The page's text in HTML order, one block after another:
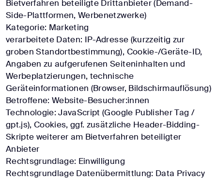
Bietverfahren beteiligte Drittanbieter (Demand-
Side-Plattformen, Werbenetzwerke)
Kategorie: Marketing
verarbeitete Daten: IP-Adresse (kurzzeitig zur
groben Standortbestimmung), Cookie-/Geräte-ID,
Angaben zu aufgerufenen Seiteninhalten und
Werbeplatzierungen, technische
Geräteinformationen (Browser, Bildschirmauflösung)
Betroffene: Website-Besucher:innen
Technologie: JavaScript (Google Publisher Tag /
gpt.js), Cookies, ggf. zusätzliche Header-Bidding-
Skripte weiterer am Bietverfahren beteiligter
Anbieter
Rechtsgrundlage: Einwilligung
Rechtsgrundlage Datenübermittlung: Data Privacy